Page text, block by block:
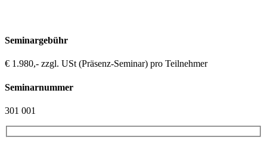
Seminargebühr
€ 1.980,- zzgl. USt (Präsenz-Seminar) pro Teilnehmer
Seminarnummer
301 001